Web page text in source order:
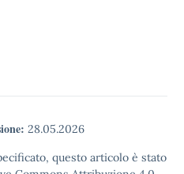
28.05.2026
questo articolo è stato